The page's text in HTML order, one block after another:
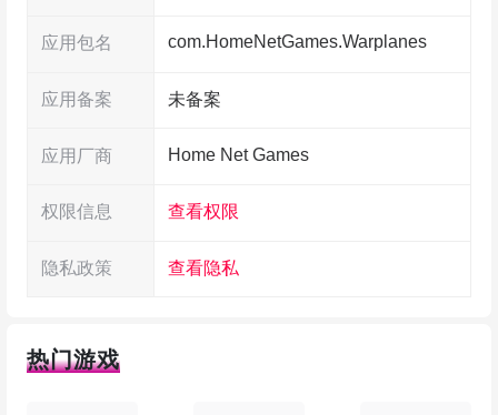
2、可以训练你的飞行员阿凡达，体验贴近实
手，击溃敌方部队和营地。
秀出你的极限操作，而且子弹似乎用不完一样畅
5、每次开火和命中都有带感的音效，战机受
应用包名 com.HomeNetGames.Warplanes
应用备案 未备案
应用厂商 Home Net Games
权限信息 查看权限
隐私政策 查看隐私
热门游戏